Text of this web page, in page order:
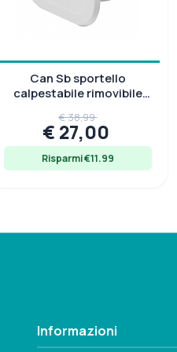
Can Sb sportello
calpestabile rimovibile
resistenza 130 kg
€ 38,99
€ 27,00
Risparmi €11.99
Informazioni